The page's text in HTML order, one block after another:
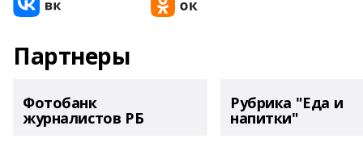
Партнеры
Фотобанк
журналистов РБ
Рубрика "Еда и
напитки"